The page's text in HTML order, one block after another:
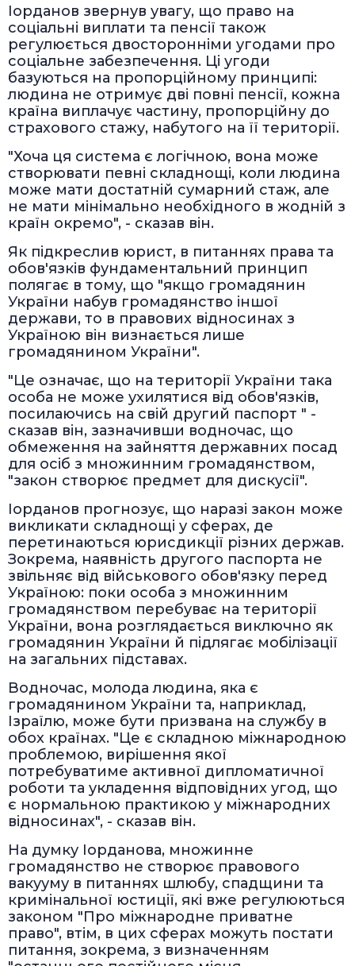
Іорданов звернув увагу, що право на
соціальні виплати та пенсії також
регулюється двосторонніми угодами про
соціальне забезпечення. Ці угоди
базуються на пропорційному принципі:
людина не отримує дві повні пенсії, кожна
країна виплачує частину, пропорційну до
страхового стажу, набутого на її території.
"Хоча ця система є логічною, вона може
створювати певні складнощі, коли людина
може мати достатній сумарний стаж, але
не мати мінімально необхідного в жодній з
країн окремо", - сказав він.
Як підкреслив юрист, в питаннях права та
обов'язків фундаментальний принцип
полягає в тому, що "якщо громадянин
України набув громадянство іншої
держави, то в правових відносинах з
Україною він визнається лише
громадянином України".
"Це означає, що на території України така
особа не може ухилятися від обов'язків,
посилаючись на свій другий паспорт " -
сказав він, зазначивши водночас, що
обмеження на зайняття державних посад
для осіб з множинним громадянством,
"закон створює предмет для дискусії".
Іорданов прогнозує, що наразі закон може
викликати складнощі у сферах, де
перетинаються юрисдикції різних держав.
Зокрема, наявність другого паспорта не
звільняє від військового обов'язку перед
Україною: поки особа з множинним
громадянством перебуває на території
України, вона розглядається виключно як
громадянин України й підлягає мобілізації
на загальних підставах.
Водночас, молода людина, яка є
громадянином України та, наприклад,
Ізраїлю, може бути призвана на службу в
обох країнах. "Це є складною міжнародною
проблемою, вирішення якої
потребуватиме активної дипломатичної
роботи та укладення відповідних угод, що
є нормальною практикою у міжнародних
відносинах", - сказав він.
На думку Іорданова, множинне
громадянство не створює правового
вакууму в питаннях шлюбу, спадщини та
кримінальної юстиції, які вже регулюються
законом "Про міжнародне приватне
право", втім, в цих сферах можуть постати
питання, зокрема, з визначенням